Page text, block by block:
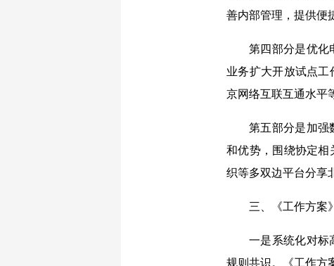
善内部管理，提供便
第四部分是优化
业务扩大开放试点
京网络互联互通水平
第五部分是加强
和优势，围绕协定相
织等多双边平台分享
三、《工作方案
一是系统化对标
规则共识。《工作方